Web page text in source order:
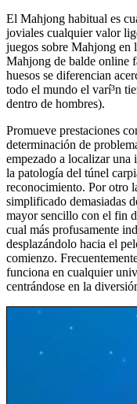
El Mahjong habitual es
joviales cualquier valor
juegos sobre Mahjong en
Mahjong de balde online
huesos se diferencian
todo el mundo el varí³n
dentro de hombres).
Promueve prestaciones
determinación de
empezado a localizar una
la patologí­a del túnel
reconocimiento. Por otro
simplificado demasiadas
mayor sencillo con el fin
cual más profusamente
desplazándolo hacia el
comienzo.
funciona en cualquier
centrándose en la